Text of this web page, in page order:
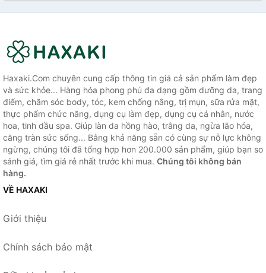
Haxaki.Com chuyên cung cấp thông tin giá cả sản phẩm làm đẹp
và sức khỏe... Hàng hóa phong phú đa dạng gồm dưỡng da, trang
điểm, chăm sóc body, tóc, kem chống nắng, trị mụn, sữa rửa mặt,
thực phẩm chức năng, dụng cụ làm đẹp, dụng cụ cá nhân, nước
hoa, tinh dầu spa. Giúp làn da hồng hào, trắng da, ngừa lão hóa,
căng tràn sức sống... Bằng khả năng sẵn có cùng sự nỗ lực không
ngừng, chúng tôi đã tổng hợp hơn 200.000 sản phẩm, giúp bạn so
sánh giá, tìm giá rẻ nhất trước khi mua. Chúng tôi không bán
hàng.
VỀ HAXAKI
Giới thiệu
Chính sách bảo mật